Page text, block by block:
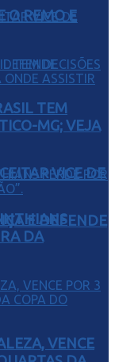
VICE DE
E DEFENDE
O REMO E
TEM
MG; VEJA
DA
VENCE